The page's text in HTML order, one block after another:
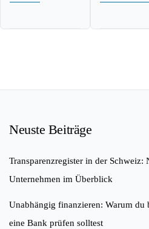
Neuste Beiträge
Transparenzregister in der Schweiz:
Unternehmen im Überblick
Unabhängig finanzieren: Warum
eine Bank prüfen solltest